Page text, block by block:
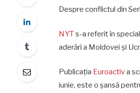
Despre conflictul din
NYTs-a referit în
aderări a Moldovei și
Publicația Euroactiva
iunie, este o șansă